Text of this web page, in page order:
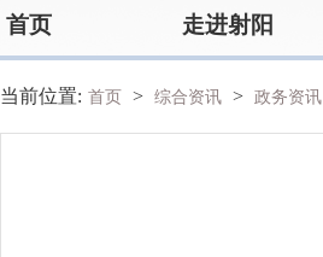
首页 走进射阳
当前位置: 首页 > 综合资讯 > 政务资讯